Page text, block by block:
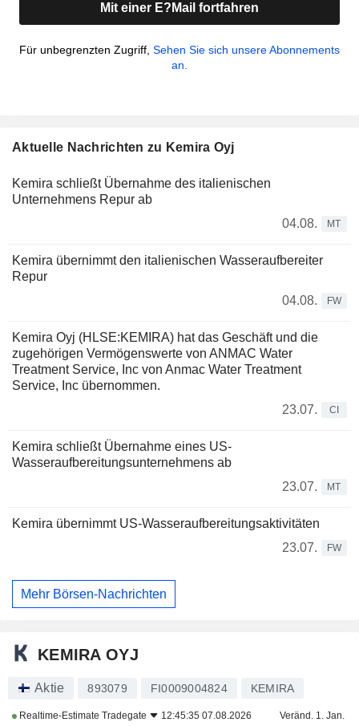
Mit einer E?Mail fortfahren
Für unbegrenzten Zugriff, Sehen Sie sich unsere Abonnements
an.
Aktuelle Nachrichten zu Kemira Oyj
Kemira schließt Übernahme des italienischen
Unternehmens Repur ab
04.08.
MT
Kemira übernimmt den italienischen Wasseraufbereiter
Repur
04.08.
FW
Kemira Oyj (HLSE:KEMIRA) hat das Geschäft und die
zugehörigen Vermögenswerte von ANMAC Water
Treatment Service, Inc von Anmac Water Treatment
Service, Inc übernommen.
23.07.
CI
Kemira schließt Übernahme eines US-
Wasseraufbereitungsunternehmens ab
23.07.
MT
Kemira übernimmt US-Wasseraufbereitungsaktivitäten
23.07.
FW
Mehr Börsen-Nachrichten
KEMIRA OYJ
Aktie 893079 FI0009004824 KEMIRA
Realtime-Estimate Tradegate 12:45:35 07.08.2026 Veränd. 1. Jan.